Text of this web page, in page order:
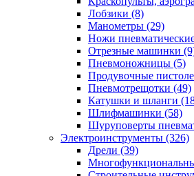
Лобзики (8)
Манометры (29)
Ножи
Отрезные машинки
Пневмоножницы (5)
Продувочные
Пневмотрещотки (49)
Катушки и шланги
Шлифмашинки (58)
Шуруповерты
Электроинструменты (326)
Дрели (39)